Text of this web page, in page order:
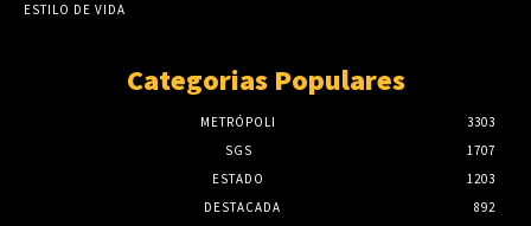
ESTILO DE VIDA
Categorias Populares
METRÓPOLI
3303
SGS
1707
ESTADO
1203
DESTACADA
892